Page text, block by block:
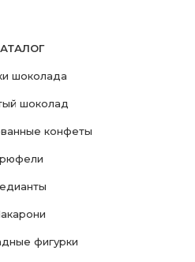
шоколада
шоколад
конфеты
фигурки